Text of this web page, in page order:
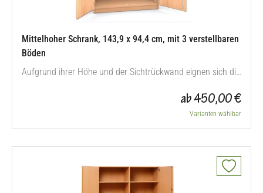
Mittelhoher Schrank, 143,9 x 94,4 cm, mit 3 verstellbaren
Böden
Aufgrund ihrer Höhe und der Sichtrückwand eignen sich die
Die besonders stabile Rückwand ist 8 mm stark. H x B:
143,9 x 94,4 cm Lieferbare Tiefen: 40, 50, 60 cm
ab 450,00 €
Varianten wählbar